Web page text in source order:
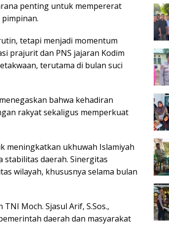
penting untuk mempererat
tetapi menjadi momentum
prajurit dan PNS jajaran Kodim
terutama di bulan suci
bahwa kehadiran
rakyat sekaligus memperkuat
meningkatkan ukhuwah Islamiyah
stabilitas daerah. Sinergitas
wilayah, khususnya selama bulan
Moch. Sjasul Arif, S.Sos.,
daerah dan masyarakat